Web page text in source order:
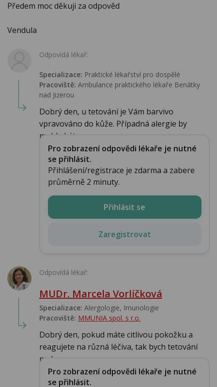
Předem moc děkuji za odpověd
Vendula
Odpovídá lékař:
Specializace: Praktické lékařství pro dospělé
Pracoviště: Ambulance praktického lékaře Benátky
nad Jizerou
Dobrý den, u tetování je Vám barvivo
vpravováno do kůže. Případná alergie by
mohla být na...
Pro zobrazení odpovědi lékaře je nutné
se přihlásit.
Přihlášení/registrace je zdarma a zabere
průměrně 2 minuty.
Přihlásit se
Zaregistrovat
Odpovídá lékař:
MUDr. Marcela Vorlíčková
Specializace: Alergologie‎, Imunologie‎
Pracoviště: MMUNIA spol. s r.o.
Dobrý den, pokud máte citlivou pokožku a
reagujete na různá léčiva, tak bych tetování
nedop...
Pro zobrazení odpovědi lékaře je nutné
se přihlásit.